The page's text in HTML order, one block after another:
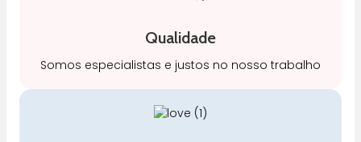
Qualidade
Somos especialistas e justos no nosso trabalho